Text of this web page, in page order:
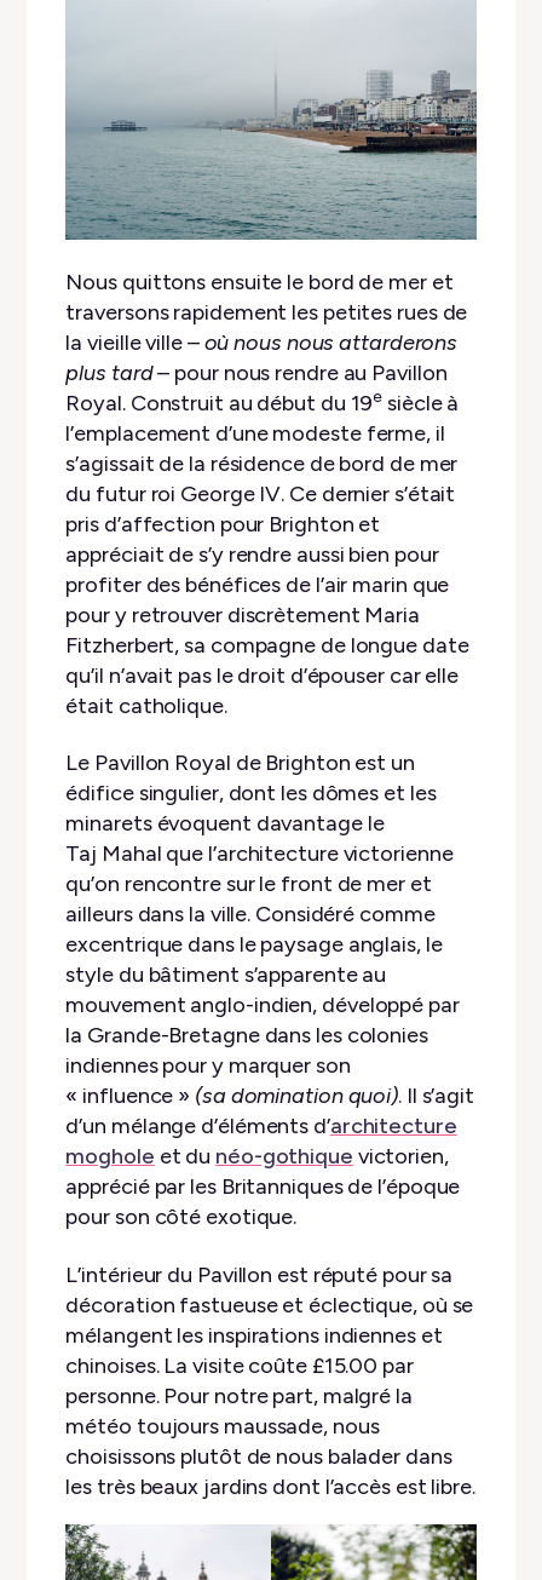
Nous quittons ensuite le bord de mer et
traversons rapidement les petites rues de
la vieille ville –où nous nous attarderons
plus tard– pour nous rendre au Pavillon
Royal. Construit au début du 19e siècle à
l’emplacement d’une modeste ferme, il
s’agissait de la résidence de bord de mer
du futur roi George IV. Ce dernier s’était
pris d’affection pour Brighton et
appréciait de s’y rendre aussi bien pour
profiter des bénéfices de l’air marin que
pour y retrouver discrètement Maria
Fitzherbert, sa compagne de longue date
qu’il n’avait pas le droit d’épouser car elle
était catholique.
Le Pavillon Royal de Brighton est un
édifice singulier, dont les dômes et les
minarets évoquent davantage le
Taj Mahal que l’architecture victorienne
qu’on rencontre sur le front de mer et
ailleurs dans la ville. Considéré comme
excentrique dans le paysage anglais, le
style du bâtiment s’apparente au
mouvement anglo-indien, développé par
la Grande-Bretagne dans les colonies
indiennes pour y marquer son
« influence » (sa domination quoi). Il s’agit
d’un mélange d’éléments d’architecture
moghole et du néo-gothique victorien,
apprécié par les Britanniques de l’époque
pour son côté exotique.
L’intérieur du Pavillon est réputé pour sa
décoration fastueuse et éclectique, où se
mélangent les inspirations indiennes et
chinoises. La visite coûte £15.00 par
personne. Pour notre part, malgré la
météo toujours maussade, nous
choisissons plutôt de nous balader dans
les très beaux jardins dont l’accès est libre.